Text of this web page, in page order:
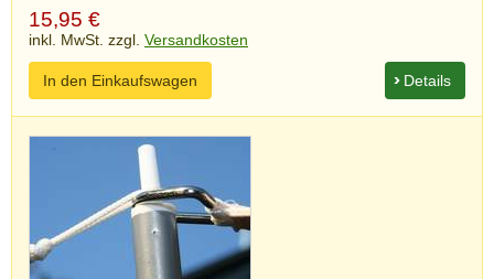
15,95 €
inkl. MwSt. zzgl. Versandkosten
Details
In den Einkaufswagen